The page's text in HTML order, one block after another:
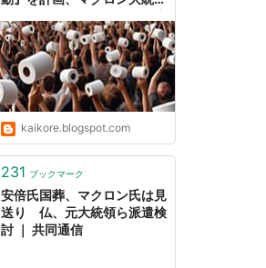
ぐ予定（海外の反応）
kaikore.blogspot.com
231 ブックマーク
安倍氏国葬、マクロン氏は見
送り 仏、元大統領ら派遣検
討 ｜ 共同通信